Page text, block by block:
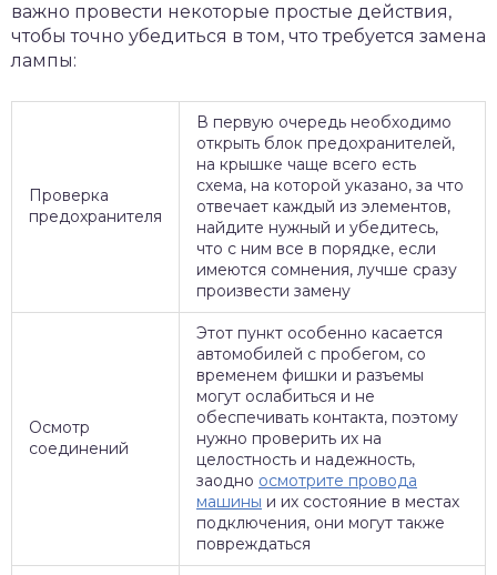
важно провести некоторые простые действия,
чтобы точно убедиться в том, что требуется замена
лампы:
Проверка
предохранителя
В первую очередь необходимо
открыть блок предохранителей,
на крышке чаще всего есть
схема, на которой указано, за что
отвечает каждый из элементов,
найдите нужный и убедитесь,
что с ним все в порядке, если
имеются сомнения, лучше сразу
произвести замену
Осмотр
соединений
Этот пункт особенно касается
автомобилей с пробегом, со
временем фишки и разъемы
могут ослабиться и не
обеспечивать контакта, поэтому
нужно проверить их на
целостность и надежность,
заодно осмотрите провода
машины и их состояние в местах
подключения, они могут также
повреждаться